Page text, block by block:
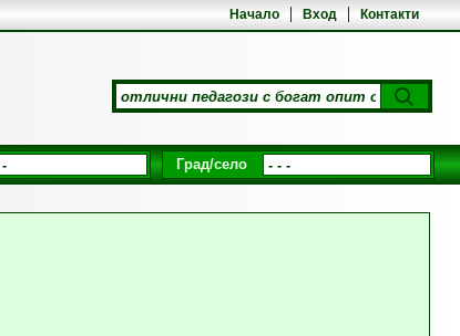
Начало Вход Контакти
Град/село